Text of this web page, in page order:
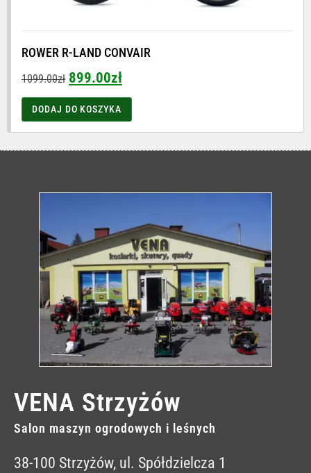
ROWER R-LAND CONVAIR
1099.00zł 899.00zł
DODAJ DO KOSZYKA
VENA Strzyżów
Salon maszyn ogrodowych i leśnych
38-100 Strzyżów, ul. Spółdzielcza 1